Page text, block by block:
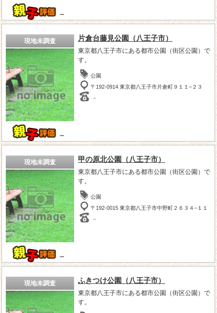
－
現地未調査
－
片倉台藤見公園（八王子市）
東京都八王子市にある都市公園（街区公園）で
す。
公園
〒192-0914 東京都八王子市片倉町９１１−２３
－
現地未調査
－
甲の原北公園（八王子市）
東京都八王子市にある都市公園（街区公園）で
す。
公園
〒192-0015 東京都八王子市中野町２６３４−１１
－
現地未調査 ふきつけ公園（八王子市）
東京都八王子市にある都市公園（街区公園）で
す。